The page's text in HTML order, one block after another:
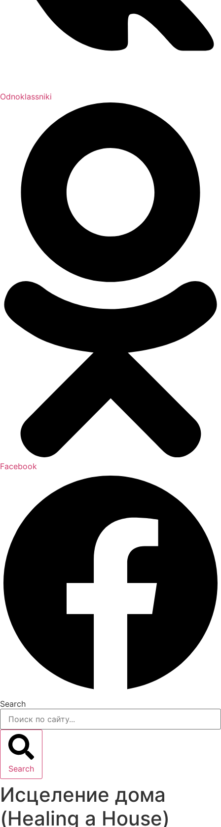
Odnoklassniki
Facebook
Search
Search
Исцеление дома
(Healing a House)